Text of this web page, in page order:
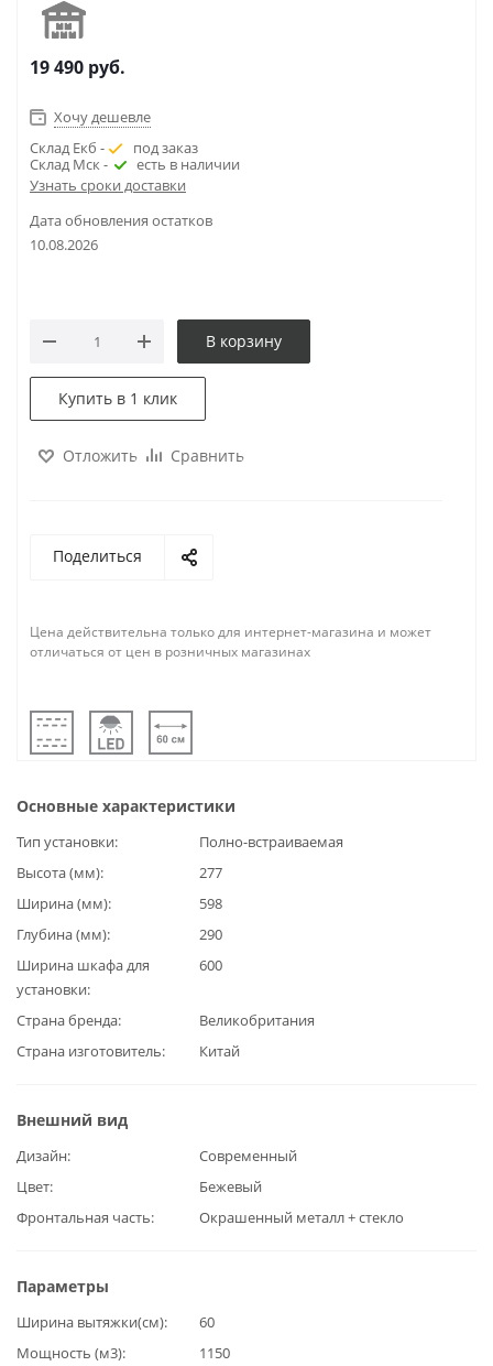
19 490 руб.
Хочу дешевле
Склад Екб -
под заказ
Склад Мск -
есть в наличии
Узнать сроки доставки
Дата обновления остатков
10.08.2026
В корзину
Купить в 1 клик
Отложить Сравнить
Поделиться
Цена действительна только для интернет-магазина и может
отличаться от цен в розничных магазинах
Основные характеристики
Тип установки
Полно-встраиваемая
Высота (мм)
277
Ширина (мм)
598
Глубина (мм)
290
Ширина шкафа для
установки
600
Страна бренда
Великобритания
Страна изготовитель
Китай
Внешний вид
Дизайн
Современный
Цвет
Бежевый
Фронтальная часть
Окрашенный металл + стекло
Параметры
Ширина вытяжки(см)
60
Мощность (м3)
1150